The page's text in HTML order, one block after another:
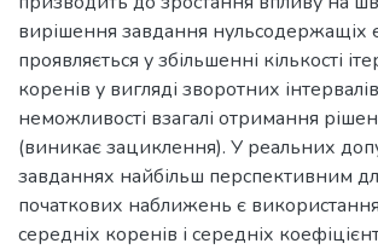
вирішення завдання нульсодержащіх
проявляється у збільшенні кількості
коренів у вигляді зворотних
неможливості взагалі отримання
(виникає зациклення). У реальних
завданнях найбільш перспективним
початкових наближень є
середніх коренів і середніх